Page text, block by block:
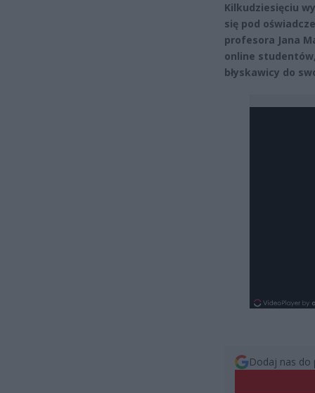
Kilkudziesięciu
się pod
profesora Jana
online
błyskawicy do
Dodaj nas do